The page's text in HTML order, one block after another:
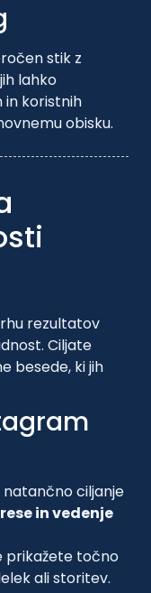
stik z
jih lahko
in koristnih
obisku.
rezultatov
Ciljate
besede, ki jih
ciljanje
in vedenje
prikažete točno
ali storitev.